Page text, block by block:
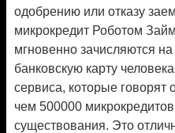
одобрению или отказу
микрокредит Роботом
мгновенно зачисляются на
банковскую карту
сервиса, которые
чем 500000
существования. Это